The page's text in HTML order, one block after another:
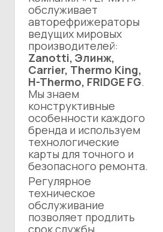
обслуживает
авторефрижераторы
ведущих мировых
производителей:
Zanotti, Элинж,
Carrier, Thermo King,
H-Thermo, FRIDGE FG.
Мы знаем
конструктивные
особенности каждого
бренда и используем
технологические
карты для точного и
безопасного ремонта.
Регулярное
техническое
обслуживание
позволяет продлить
срок службы